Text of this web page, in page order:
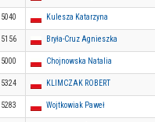
5040 Kulesza Katarzyna
5156 Bryła-Cruz Agnieszka
5000 Chojnowska Natalia
5324 KLIMCZAK ROBERT
5283 Wojtkowiak Paweł